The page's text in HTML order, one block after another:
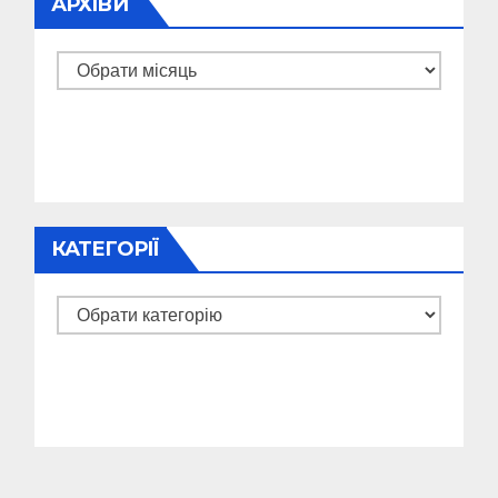
Архіви
КАТЕГОРІЇ
Категорії